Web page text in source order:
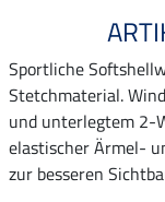
Sportliche
Stetchmaterial.
und unterlegtem 2-
elastischer Ärmel-
zur besseren